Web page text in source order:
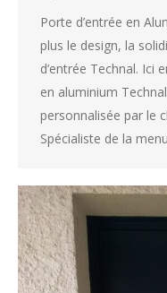
Porte d’entrée en
plus le design, la
d’entrée Technal. Ici
en aluminium
personnalisée par le
Spécialiste de la